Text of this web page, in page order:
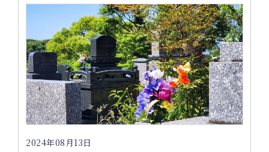
2024年08月13日